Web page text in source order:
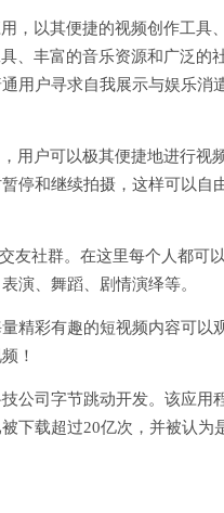
，以其便捷的视频创作工
、丰富的音乐资源和广泛
用户寻求自我展示与娱乐
用户可以极其便捷地进行
停和继续拍摄，这样可以
友社群。在这里每个人都可
演、舞蹈、剧情演绎等。
精彩有趣的短视频内容可
！
公司字节跳动开发。该应
下载超过20亿次，并被认